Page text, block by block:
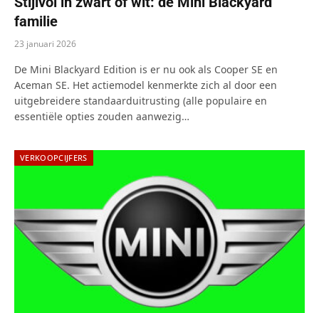
familie
23 januari 2026
De Mini Blackyard Edition is er nu ook als Cooper SE en
Aceman SE. Het actiemodel kenmerkte zich al door een
uitgebreidere standaarduitrusting (alle populaire en
essentiële opties zouden aanwezig…
VERKOOPCIJFERS